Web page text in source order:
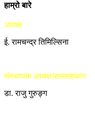
हाम्रो बारे
अध्यक्ष
ई. रामचन्द्र तिमिल्सिना
संस्थापक अध्यक्ष/सल्लाहकार
डा. राजु गुरुङ्ग